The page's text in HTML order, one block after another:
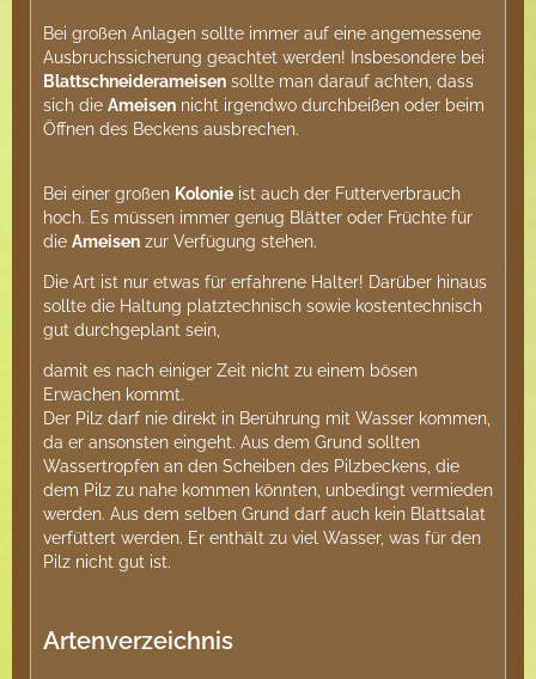
Bei großen Anlagen sollte immer auf eine angemessene
Ausbruchssicherung geachtet werden! Insbesondere bei
Blattschneiderameisen sollte man darauf achten, dass
sich die Ameisen nicht irgendwo durchbeißen oder beim
Öffnen des Beckens ausbrechen.
Bei einer großen Kolonie ist auch der Futterverbrauch
hoch. Es müssen immer genug Blätter oder Früchte für
die Ameisen zur Verfügung stehen.
Die Art ist nur etwas für erfahrene Halter! Darüber hinaus
sollte die Haltung platztechnisch sowie kostentechnisch
gut durchgeplant sein,
damit es nach einiger Zeit nicht zu einem bösen
Erwachen kommt.
Der Pilz darf nie direkt in Berührung mit Wasser kommen,
da er ansonsten eingeht. Aus dem Grund sollten
Wassertropfen an den Scheiben des Pilzbeckens, die
dem Pilz zu nahe kommen könnten, unbedingt vermieden
werden. Aus dem selben Grund darf auch kein Blattsalat
verfüttert werden. Er enthält zu viel Wasser, was für den
Pilz nicht gut ist.
Artenverzeichnis